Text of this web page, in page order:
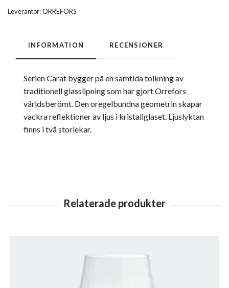
Leverantör:ORREFORS
INFORMATION RECENSIONER
Serien Carat bygger på en samtida tolkning av
traditionell glasslipning som har gjort Orrefors
världsberömt. Den oregelbundna geometrin skapar
vackra reflektioner av ljus i kristallglaset. Ljuslyktan
finns i två storlekar.